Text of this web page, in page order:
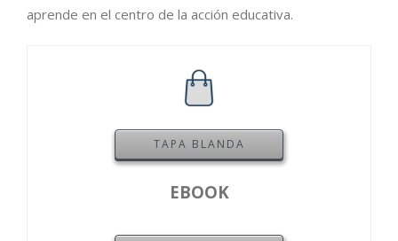
aprende en el centro de la acción educativa.
TAPA BLANDA
EBOOK